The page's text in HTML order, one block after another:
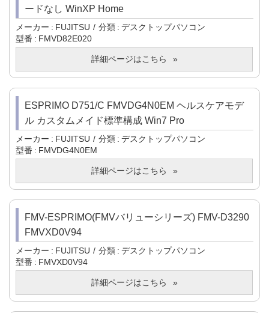
ードなし WinXP Home
メーカー FUJITSU 分類
デスクトップパソコン
型番
FMVD82E020
詳細ページはこちら
ESPRIMO D751/C FMVDG4N0EM ヘルスケアモデ
ル カスタムメイド標準構成 Win7 Pro
メーカー FUJITSU 分類
デスクトップパソコン
型番
FMVDG4N0EM
詳細ページはこちら
FMV-ESPRIMO(FMVバリューシリーズ) FMV-D3290
FMVXD0V94
メーカー FUJITSU 分類
デスクトップパソコン
型番
FMVXD0V94
詳細ページはこちら